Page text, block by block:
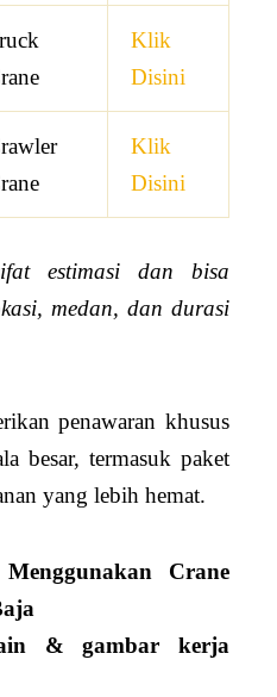
Klik
Disini
Klik
Disini
estimasi dan bisa
medan, dan durasi
penawaran khusus
besar, termasuk paket
yang lebih hemat.
Crane
& gambar kerja